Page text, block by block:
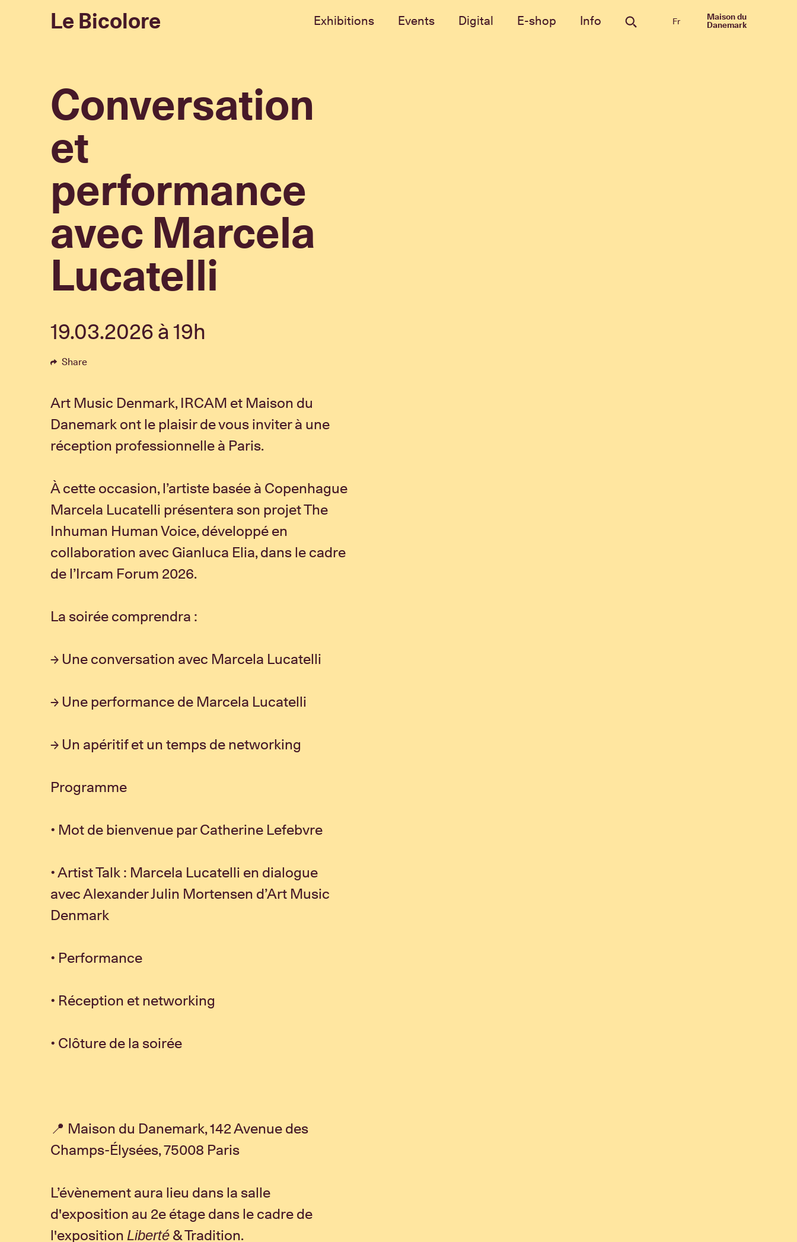
Le Bicolore Exhibitions Events Digital E-shop Info Fr Maison du
Danemark
Conversation
et
performance
avec Marcela
Lucatelli
19.03.2026 à 19h
Share
Art Music Denmark, IRCAM et Maison du
Danemark ont le plaisir de vous inviter à une
réception professionnelle à Paris.
À cette occasion, l’artiste basée à Copenhague
Marcela Lucatelli présentera son projet The
Inhuman Human Voice, développé en
collaboration avec Gianluca Elia, dans le cadre
de l’Ircam Forum 2026.
La soirée comprendra :
→ Une conversation avec Marcela Lucatelli
→ Une performance de Marcela Lucatelli
→ Un apéritif et un temps de networking
Programme
• Mot de bienvenue par Catherine Lefebvre
• Artist Talk : Marcela Lucatelli en dialogue
avec Alexander Julin Mortensen d’Art Music
Denmark
• Performance
• Réception et networking
• Clôture de la soirée
📍 Maison du Danemark, 142 Avenue des
Champs-Élysées, 75008 Paris
L’évènement aura lieu dans la salle
d'exposition au 2e étage dans le cadre de
l'exposition Liberté & Tradition.